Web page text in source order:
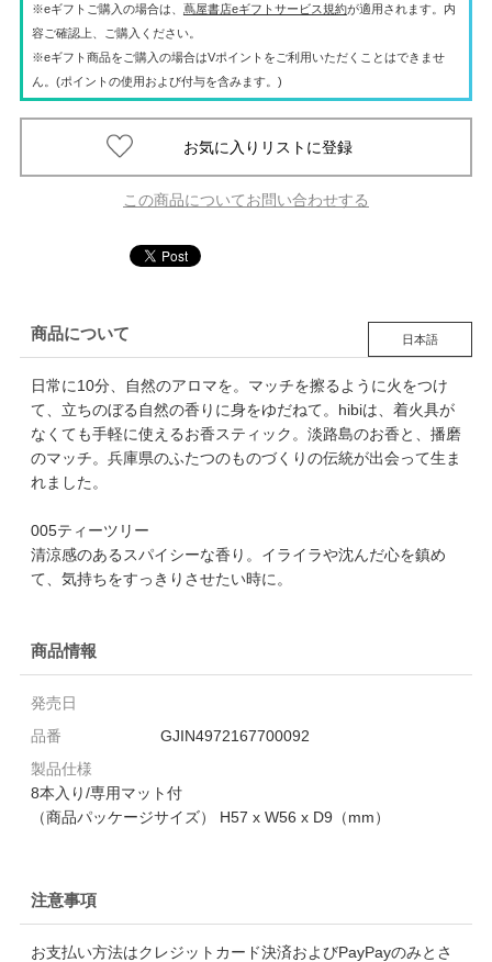
※eギフトご購入の場合は、 蔦屋書店eギフトサービス規約が適用されます。内
容ご確認上、ご購入ください。
※eギフト商品をご購入の場合はVポイントをご利用いただくことはできませ
ん。(ポイントの使用および付与を含みます。)
この商品についてお問い合わせする
商品について 日本語
日常に10分、自然のアロマを。マッチを擦るように火をつけ
て、立ちのぼる自然の香りに身をゆだねて。hibiは、着火具が
なくても手軽に使えるお香スティック。淡路島のお香と、播磨
のマッチ。兵庫県のふたつのものづくりの伝統が出会って生ま
れました。
005ティーツリー
清涼感のあるスパイシーな香り。イライラや沈んだ心を鎮め
て、気持ちをすっきりさせたい時に。
商品情報
発売日
品番
GJIN4972167700092
製品仕様
8本入り/専用マット付
（商品パッケージサイズ） H57 x W56 x D9（mm）
注意事項
お支払い方法はクレジットカード決済およびPayPayのみとさ